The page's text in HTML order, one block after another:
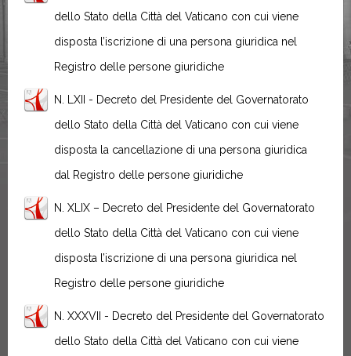
dello Stato della Città del Vaticano con cui viene
disposta l’iscrizione di una persona giuridica nel
Registro delle persone giuridiche
N. LXII - Decreto del Presidente del Governatorato
dello Stato della Città del Vaticano con cui viene
disposta la cancellazione di una persona giuridica
dal Registro delle persone giuridiche
N. XLIX – Decreto del Presidente del Governatorato
dello Stato della Città del Vaticano con cui viene
disposta l’iscrizione di una persona giuridica nel
Registro delle persone giuridiche
N. XXXVII - Decreto del Presidente del Governatorato
dello Stato della Città del Vaticano con cui viene